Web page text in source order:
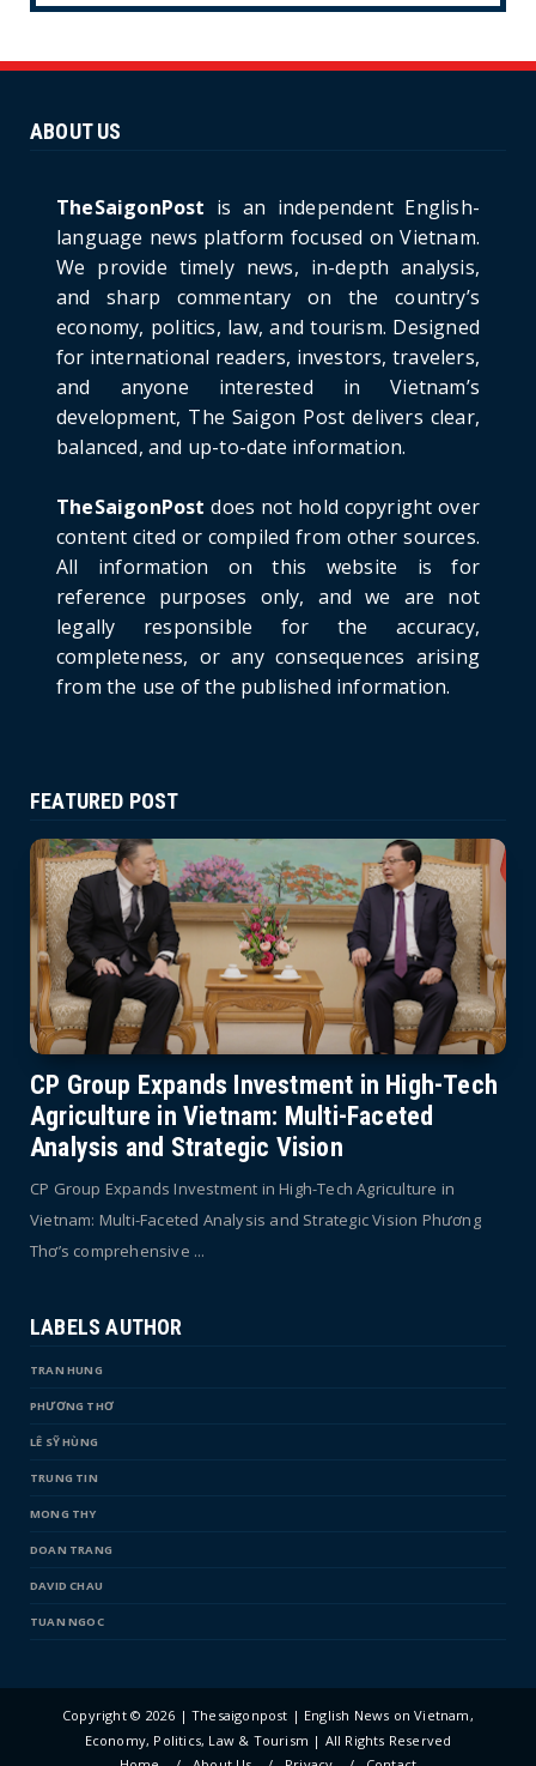
CULTURE
Ninh Bride Re-enacts...
Project: An Analysi...
June 21, 2026
HOTNEWS
Detailed Analysis of the Cooling-off Period
Law in Timeshare...
June 21, 2026
HOTNEWS
Prime Minister Lê Minh Hưng’s Visit to
Russia: A New Step Fo...
HOTNEWS
Politburo: Strictly Handle Acts of Using
Pirated Software, C...
June 21, 2026
ABOUT US
TheSaigonPost is an independent English-
language news platform focused on Vietnam.
We provide timely news, in-depth analysis,
and sharp commentary on the country’s
economy, politics, law, and tourism. Designed
for international readers, investors, travelers,
and anyone interested in Vietnam’s
development, The Saigon Post delivers clear,
balanced, and up-to-date information.
TheSaigonPost does not hold copyright over
content cited or compiled from other sources.
All information on this website is for
reference purposes only, and we are not
legally responsible for the accuracy,
completeness, or any consequences arising
from the use of the published information.
FEATURED POST
CP Group Expands Investment in High-Tech
Agriculture in Vietnam: Multi-Faceted
Analysis and Strategic Vision
CP Group Expands Investment in High-Tech Agriculture in
Vietnam: Multi-Faceted Analysis and Strategic Vision Phương
Thơ’s comprehensive ...
LABELS AUTHOR
TRAN HUNG
PHƯƠNG THƠ
LÊ SỸ HÙNG
TRUNG TIN
MONG THY
DOAN TRANG
DAVID CHAU
TUAN NGOC
Copyright © 2026 | Thesaigonpost | English News on Vietnam,
Economy, Politics, Law & Tourism | All Rights Reserved